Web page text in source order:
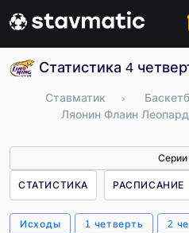
Статистика 4
Ставматик ›
Ляонин Флаин
Серии
СТАТИСТИКА РАСПИСАНИЕ
Исходы 1 четверть 2